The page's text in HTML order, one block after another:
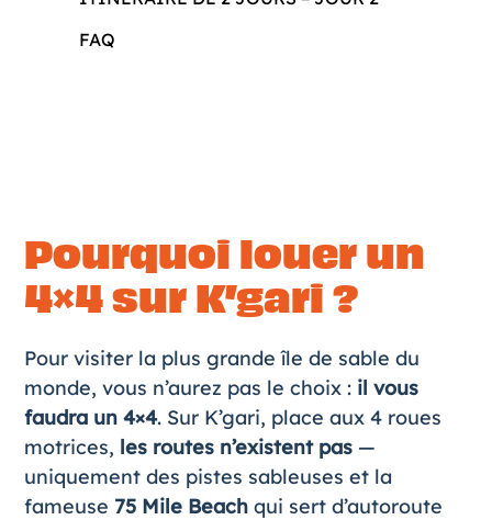
FAQ
Pourquoi louer un
4×4 sur K’gari ?
Pour visiter la plus grande île de sable du
monde, vous n’aurez pas le choix : il vous
faudra un 4×4. Sur K’gari, place aux 4 roues
motrices, les routes n’existent pas—
uniquement des pistes sableuses et la
fameuse 75 Mile Beachqui sert d’autoroute